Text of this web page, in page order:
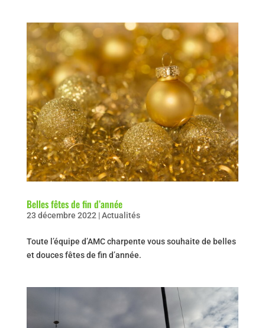
Belles fêtes de fin d’année
23 décembre 2022|Actualités
Toute l’équipe d’AMC charpente vous souhaite de belles
et douces fêtes de fin d’année.